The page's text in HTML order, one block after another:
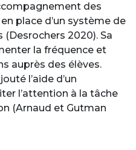
des
place d’un système de
2020). Sa
la fréquence et
auprès des élèves.
l’aide d’un
l’attention à la tâche
(Arnaud et Gutman